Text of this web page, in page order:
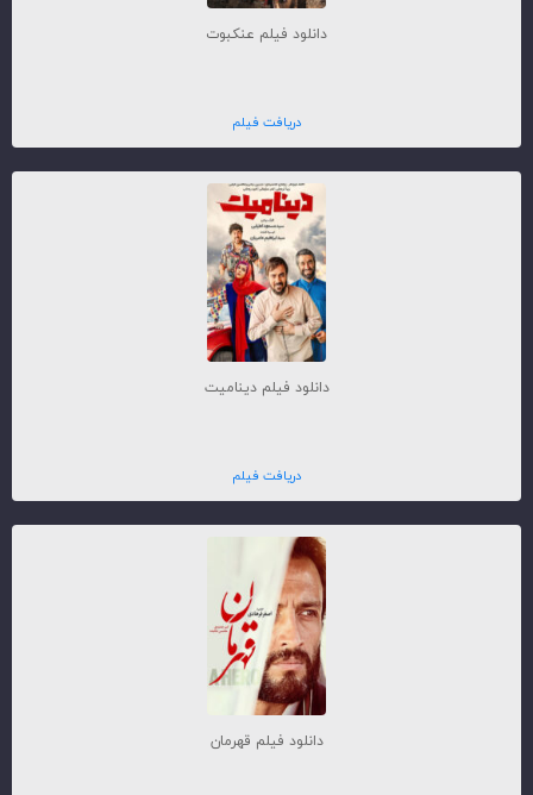
دانلود فیلم عنکبوت
دریافت فیلم
دانلود فیلم دینامیت
دریافت فیلم
دانلود فیلم قهرمان